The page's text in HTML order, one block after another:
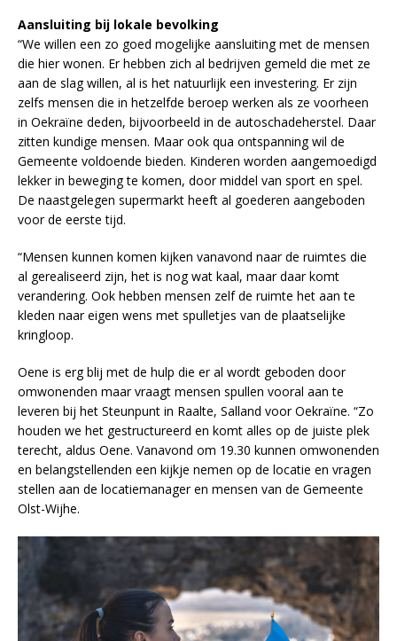
Aansluiting bij lokale bevolking
“We willen een zo goed mogelijke aansluiting met de mensen
die hier wonen. Er hebben zich al bedrijven gemeld die met ze
aan de slag willen, al is het natuurlijk een investering. Er zijn
zelfs mensen die in hetzelfde beroep werken als ze voorheen
in Oekraïne deden, bijvoorbeeld in de autoschadeherstel. Daar
zitten kundige mensen. Maar ook qua ontspanning wil de
Gemeente voldoende bieden. Kinderen worden aangemoedigd
lekker in beweging te komen, door middel van sport en spel.
De naastgelegen supermarkt heeft al goederen aangeboden
voor de eerste tijd.
“Mensen kunnen komen kijken vanavond naar de ruimtes die
al gerealiseerd zijn, het is nog wat kaal, maar daar komt
verandering. Ook hebben mensen zelf de ruimte het aan te
kleden naar eigen wens met spulletjes van de plaatselijke
kringloop.
Oene is erg blij met de hulp die er al wordt geboden door
omwonenden maar vraagt mensen spullen vooral aan te
leveren bij het Steunpunt in Raalte, Salland voor Oekraïne. “Zo
houden we het gestructureerd en komt alles op de juiste plek
terecht, aldus Oene. Vanavond om 19.30 kunnen omwonenden
en belangstellenden een kijkje nemen op de locatie en vragen
stellen aan de locatiemanager en mensen van de Gemeente
Olst-Wijhe.